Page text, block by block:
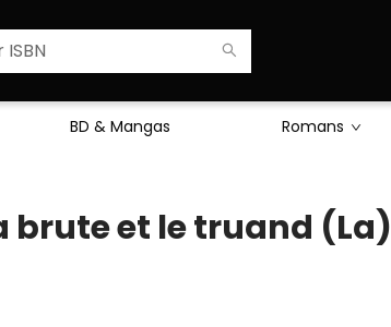
BD & Mangas Romans
brute et le truand (La)